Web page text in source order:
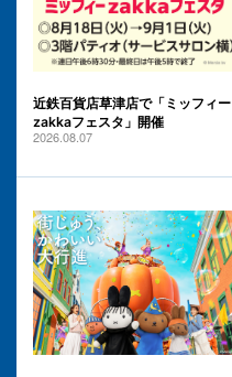
近鉄百貨店草津店で「ミッフィー
zakkaフェスタ」開催
2026.08.07